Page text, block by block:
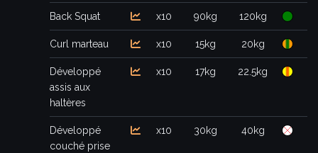
Back Squat x10 90kg 120kg
Curl marteau x10 15kg 20kg
Développé
assis aux
haltères
x10 17kg 22.5kg
Développé
couché prise
x10 30kg 40kg